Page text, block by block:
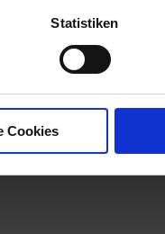
Statistiken
Cookies